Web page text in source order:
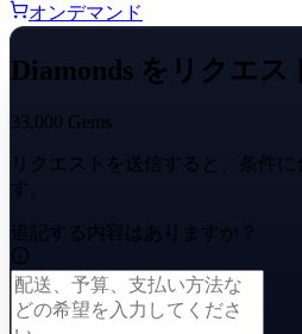
オンデマンド
Diamonds をリクエス
33,000 Gems
リクエストを送信すると、条件
す。
追記する内容はありますか？